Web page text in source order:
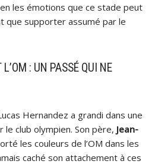
les émotions que ce stade peut
que supporter assumé par le
: UN PASSÉ QUI NE
Hernandez a grandi dans une
club olympien. Son père, Jean-
les couleurs de l’OM dans les
caché son attachement à ces